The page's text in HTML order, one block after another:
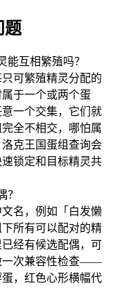
题
能互相繁殖吗？
可繁殖精灵分配的
于一个或两个蛋
一个交集，它们就
全不相交，哪怕属
克王国蛋组查询会
锁定和目标精灵共
？
名，例如「白发懒
所有可以配对的精
经有候选配偶，可
一次兼容性检查——
，红色心形横幅代